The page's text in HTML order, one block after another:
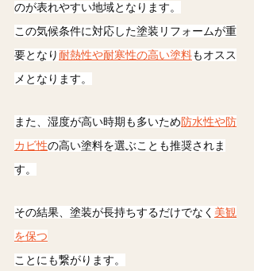
のが表れやすい地域となります。
この気候条件に対応した塗装リフォームが重
要となり耐熱性や耐寒性の高い塗料もオスス
メとなります。
また、湿度が高い時期も多いため防水性や防
カビ性の高い塗料を選ぶことも推奨されま
す。
その結果、塗装が長持ちするだけでなく 美観
を保つ
ことにも繋がります。